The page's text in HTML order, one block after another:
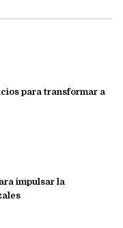
para transformar a
impulsar la